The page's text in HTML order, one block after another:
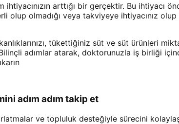
arttığı bir gerçektir. Bu ihtiyacı
olup olmadığı veya takviyeye ihtiyacınız
tükettiğiniz süt ve süt ürünleri
Bilinçli adımlar atarak, doktorunuzla iş birliği
adım adım takip et
ve topluluk desteğiyle sürecini